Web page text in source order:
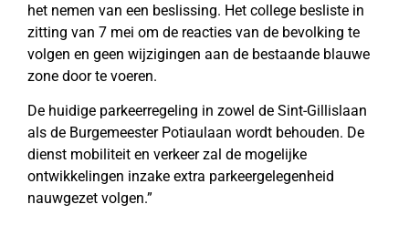
het nemen van een beslissing. Het college besliste in
zitting van 7 mei om de reacties van de bevolking te
volgen en geen wijzigingen aan de bestaande blauwe
zone door te voeren.
De huidige parkeerregeling in zowel de Sint-Gillislaan
als de Burgemeester Potiaulaan wordt behouden. De
dienst mobiliteit en verkeer zal de mogelijke
ontwikkelingen inzake extra parkeergelegenheid
nauwgezet volgen.”